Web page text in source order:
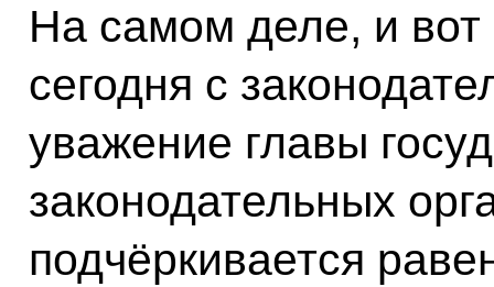
На самом деле, и вот
сегодня с
уважение главы
законодательных
подчёркивается